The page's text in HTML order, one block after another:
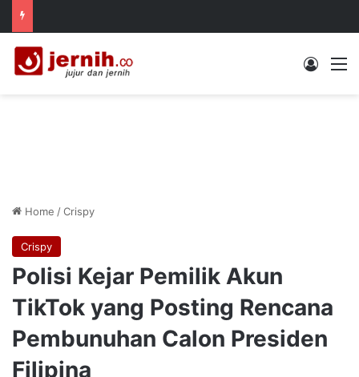
Log In
Home /Crispy
Crispy
Polisi Kejar Pemilik Akun
TikTok yang Posting Rencana
Pembunuhan Calon Presiden
Filipina